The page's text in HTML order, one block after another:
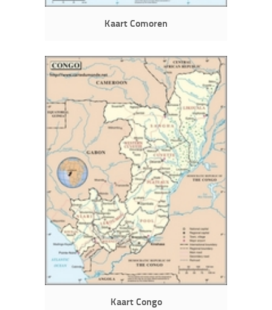
Kaart Comoren
Kaart Congo